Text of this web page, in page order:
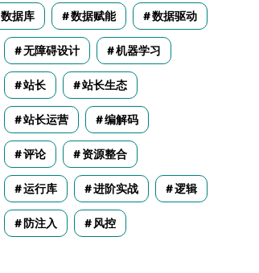
数据库 数据赋能 数据驱动
无障碍设计 机器学习
站长 站长生态
站长运营 编解码
评论 资源整合
运行库 进阶实战 逻辑
防注入 风控